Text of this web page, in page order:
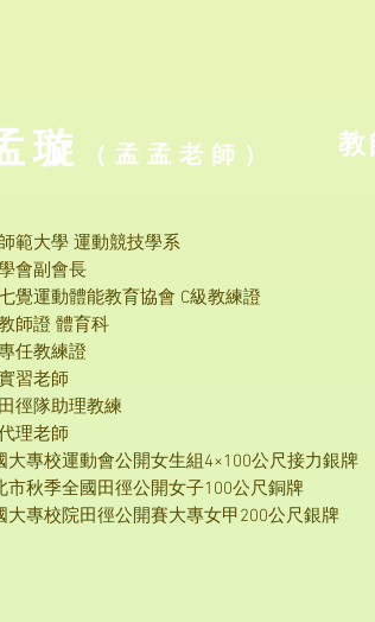
範大學 運動競技學系
會副會長
覺運動體能教育協會 C級教練證
師證 體育科
任教練證
習老師
徑隊助理教練
理老師
大專校運動會公開女生組4×100公尺接力銀牌
市秋季全國田徑公開女子100公尺銅牌
大專校院田徑公開賽大專女甲200公尺銀牌
璇 （孟孟 老 師）